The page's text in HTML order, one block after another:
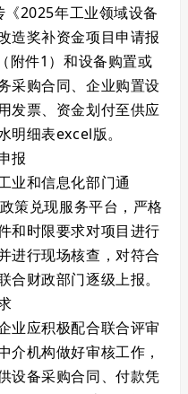
《2025年工业领域设备
造奖补资金项目申请报
附件1）和设备购置或
采购合同、企业购置设
发票、资金划付至供应
明细表excel版。
报
业和信息化部门通
策兑现服务平台，严格
和时限要求对项目进行
进行现场核查，对符合
合财政部门逐级上报。
业应积极配合联合评审
介机构做好审核工作，
设备采购合同、付款凭